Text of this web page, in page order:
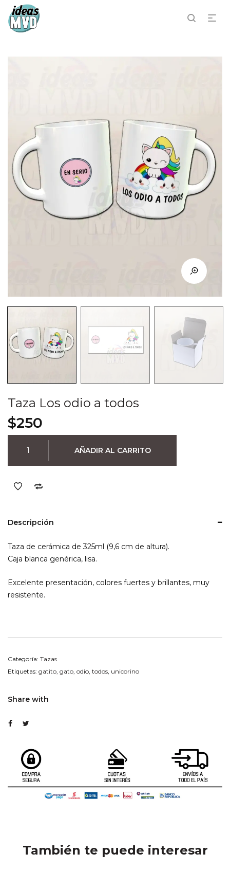
Taza Los odio a todos
$250
odio
todos
AÑADIR AL CARRITO
Descripción
Taza de cerámica de 325ml (9,6 cm de altura).
Caja blanca genérica, lisa.
Excelente presentación, colores fuertes y brillantes, muy
resistente.
Categoría: Tazas
Etiquetas: gatito, gato, odio, todos, unicorino
Share with
También te puede interesar